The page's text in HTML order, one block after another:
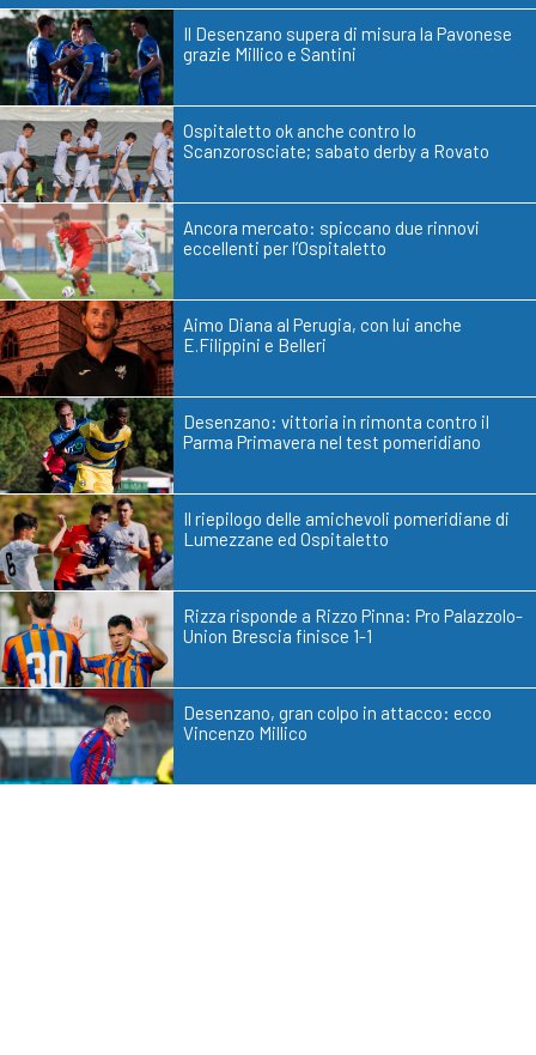
Il Desenzano supera di misura la Pavonese
grazie Millico e Santini
Ospitaletto ok anche contro lo
Scanzorosciate; sabato derby a Rovato
Ancora mercato: spiccano due rinnovi
eccellenti per l’Ospitaletto
Aimo Diana al Perugia, con lui anche
E.Filippini e Belleri
Desenzano: vittoria in rimonta contro il
Parma Primavera nel test pomeridiano
Il riepilogo delle amichevoli pomeridiane di
Lumezzane ed Ospitaletto
Rizza risponde a Rizzo Pinna: Pro Palazzolo-
Union Brescia finisce 1-1
Desenzano, gran colpo in attacco: ecco
Vincenzo Millico